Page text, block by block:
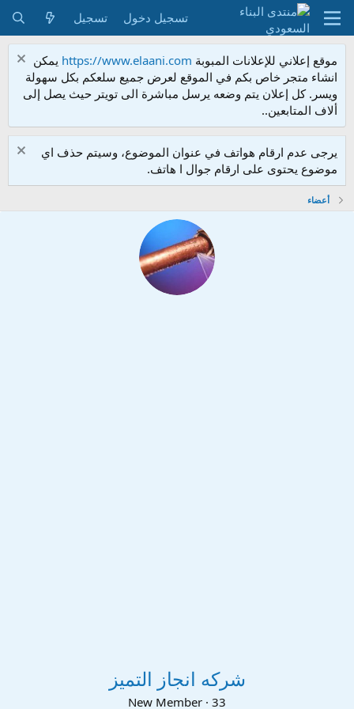
تسجيل دخول تسجيل
موقع إعلاني للإعلانات المبوبة https://www.elaani.com يمكن
انشاء متجر خاص بكم في الموقع لعرض جميع سلعكم بكل سهولة
ويسر. كل إعلان يتم وضعه يرسل مباشرة الى تويتر حيث يصل إلى
ألاف المتابعين..
يرجى عدم ارقام هواتف في عنوان الموضوع، وسيتم حذف اي
موضوع يحتوى على ارقام جوال ا هاتف.
أعضاء
شركه انجاز التميز
New Member · 33